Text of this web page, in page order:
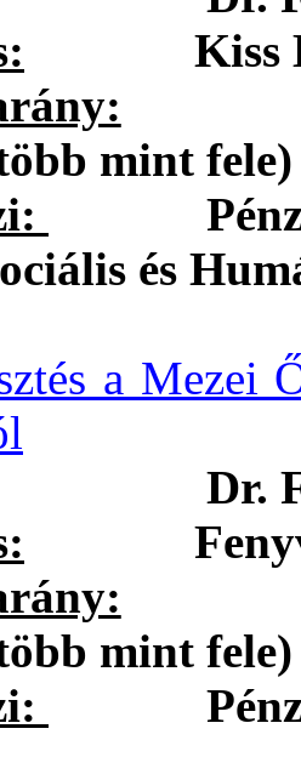
Kiss
mint fele)
és
a Mezei
Dr.
Fenyvesi-
mint fele)